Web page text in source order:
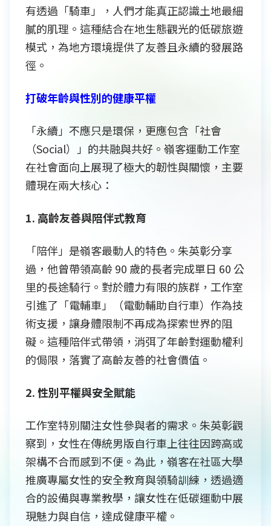
有透過「騎車」，人們才能真正認識土地最細
膩的肌理。這種結合在地生態觀光的低碳旅遊
模式，為地方環境提供了友善且永續的發展路
徑。
打破年齡與性別的健康平權
「永續」不應只是環保，更應包含「社會
（Social）」的共融與共好。嶺客運動工作室
在社會面向上展現了極大的韌性與關懷，主要
體現在兩大核心：
1. 高齡友善與陪伴式教育
「陪伴」是嶺客最動人的特色。朱英彰分享
過，他曾帶領高齡 90 歲的長者完成單日 60 公
里的長途騎行。對於體力有限的族群，工作室
引進了「電輔車」（電動輔助自行車）作為技
術支援，讓身體限制不再成為探索世界的阻
礙。這種陪伴式帶領，消弭了年齡對運動權利
的侷限，落實了高齡友善的社會價值。
2. 性別平權與安全賦能
工作室特別關注女性參與者的需求。朱英彰觀
察到，女性在傳統男版自行車上往往因跨高或
架構不合而感到不便。為此，嶺客在社區大學
推廣專屬女性的安全教育與領騎訓練，透過適
合的設備與專業教學，讓女性在低碳運動中展
現魅力與自信，達成健康平權。